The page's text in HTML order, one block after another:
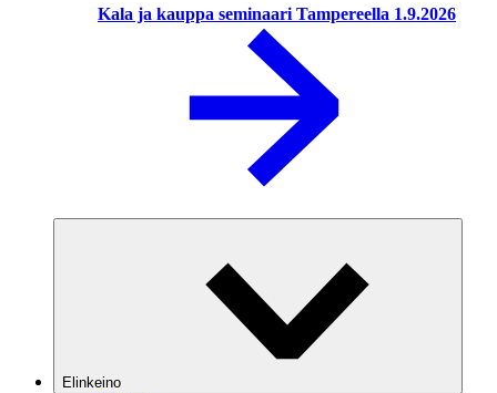
Kala ja kauppa seminaari Tampereella 1.9.2026
Elinkeino